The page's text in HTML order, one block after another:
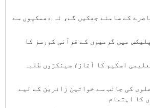
کے سامنے جھکیں گے، نہ دھمکیوں سے
میں گرمیوں کے قرآنی کورسز کا
اسکیم کا آغاز؛ سینکڑوں طلبہ
کی جانب سے خواتین زائرین کے لیے
کا اہتمام